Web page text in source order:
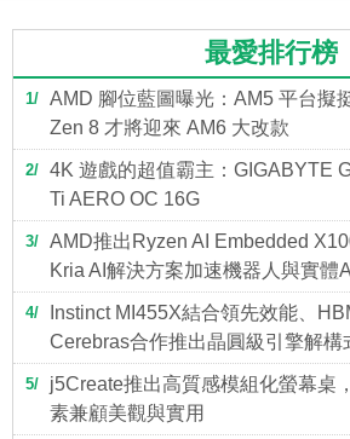
最愛排行榜
1
AMD 腳位藍圖曝光：AM5 平台擬
Zen 8 才將迎來 AM6 大改款
2
4K 遊戲的超值霸主：GIGABYTE
Ti AERO OC 16G
3
AMD推出Ryzen AI Embedded
Kria AI解決方案加速機器人與實體
4
Instinct MI455X結合領先效能、
Cerebras合作推出晶圓級引擎解構
5
j5Create推出高質感模組化螢幕桌
素兼顧美觀與實用